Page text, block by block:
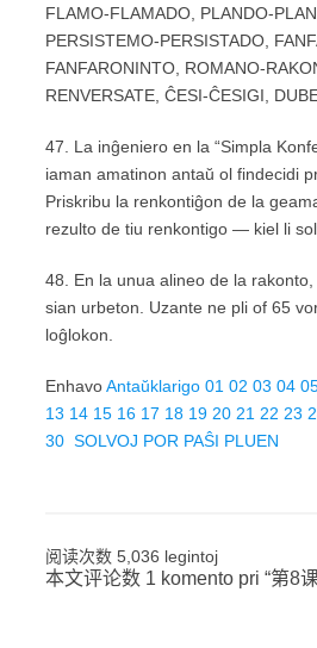
FLAMO-FLAMADO, PLANDO-
PERSISTEMO-PERSISTADO,
FANFARONINTO, ROMANO-
RENVERSATE, ĈESI-ĈESIGI,
47. La inĝeniero en la “Simpla
iaman amatinon antaŭ ol findecidi
Priskribu la renkontiĝon de la
rezulto de tiu renkontigo — kiel li
48. En la unua alineo de la
sian urbeton. Uzante ne pli of 65
loĝlokon.
EnhavoAntaŭklarigo 01 02 03 04
13 14 15 16 17 18 19 20 21 22 23
30 SOLVOJ POR PAŜI PLUEN
阅读次数 5,036 legintoj
本文评论数 1 komento pri “第8